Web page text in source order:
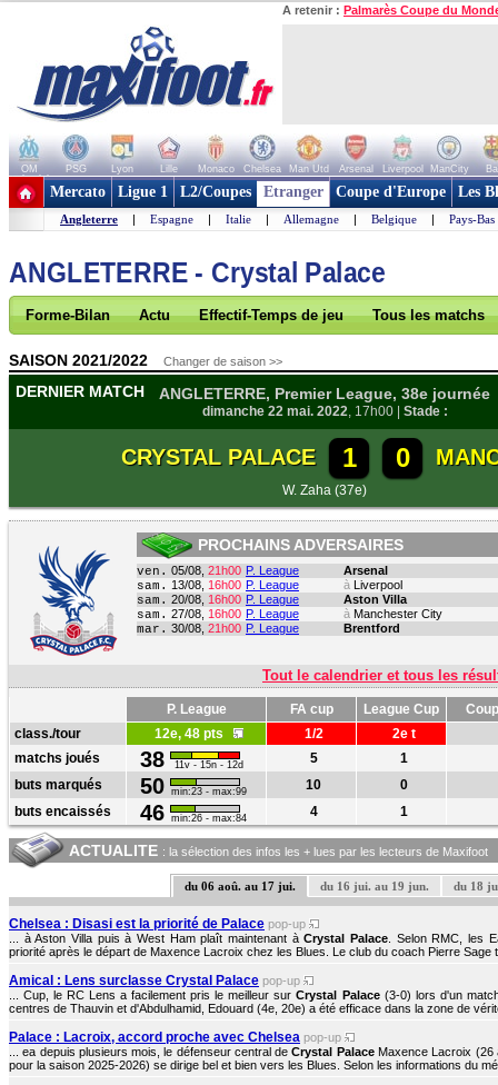
A retenir : Palmarès Coupe du
OM PSG Lyon Lille Monaco Chelsea Man Utd Arsenal Liverpool ManCity
+ de clubs
Mercato Ligue 1 L2/Coupes Etranger Coupe d'Europe Les
Angleterre | Espagne | Italie | Allemagne | Belgique | Pays-Bas
ANGLETERRE - Crystal Palace
Forme-Bilan Actu Effectif-Temps de jeu Tous les matchs
SAISON 2021/2022 Changer de saison >>
DERNIER MATCH ANGLETERRE, Premier League, 38e journée
dimanche 22 mai. 2022, 17h00 | Stade :
CRYSTAL PALACE 1 0
W. Zaha (37e)
PROCHAINS ADVERSAIRES
ven. 05/08, 21h00 P. League
Arsenal
sam. 13/08, 16h00 P. League à Liverpool
sam. 20/08, 16h00 P. League
Aston Villa
sam. 27/08, 16h00 P. League à Manchester City
mar. 30/08, 21h00 P. League Brentford
Tout le calendrier et tous les
P. League FA cup League Cup
class./tour
12e, 48 pts 1/2
2e t
matchs joués
38 11v - 15n - 12d 5
1
buts marqués
50 min:23 - max:99 10
0
buts encaissés
46 min:26 - max:84 4 1
ACTUALITE : la sélection des infos les + lues par les lecteurs de Maxifoot
du 06 aoû. au 17 jui. du 16 jui. au 19 jun. du 18
Chelsea : Disasi est la priorité de Palace pop-up
... à Aston Villa puis à West Ham plaît maintenant àCrystal Palace . Selon RMC, les
priorité après le départ de Maxence Lacroix chez les Blues. Le club du coach Pierre Sage
Amical : Lens surclasse Crystal Palace pop-up
... Cup, le RC Lens a facilement pris le meilleur surCrystal Palace(3-0) lors d'un
centres de Thauvin et d'Abdulhamid, Edouard (4e, 20e) a été efficace dans la zone de
Palace : Lacroix, accord proche avec Chelsea pop-up
... ea depuis plusieurs mois, le défenseur central deCrystal PalaceMaxence Lacroix (26
pour la saison 2025-2026) se dirige bel et bien vers les Blues. Selon les informations du